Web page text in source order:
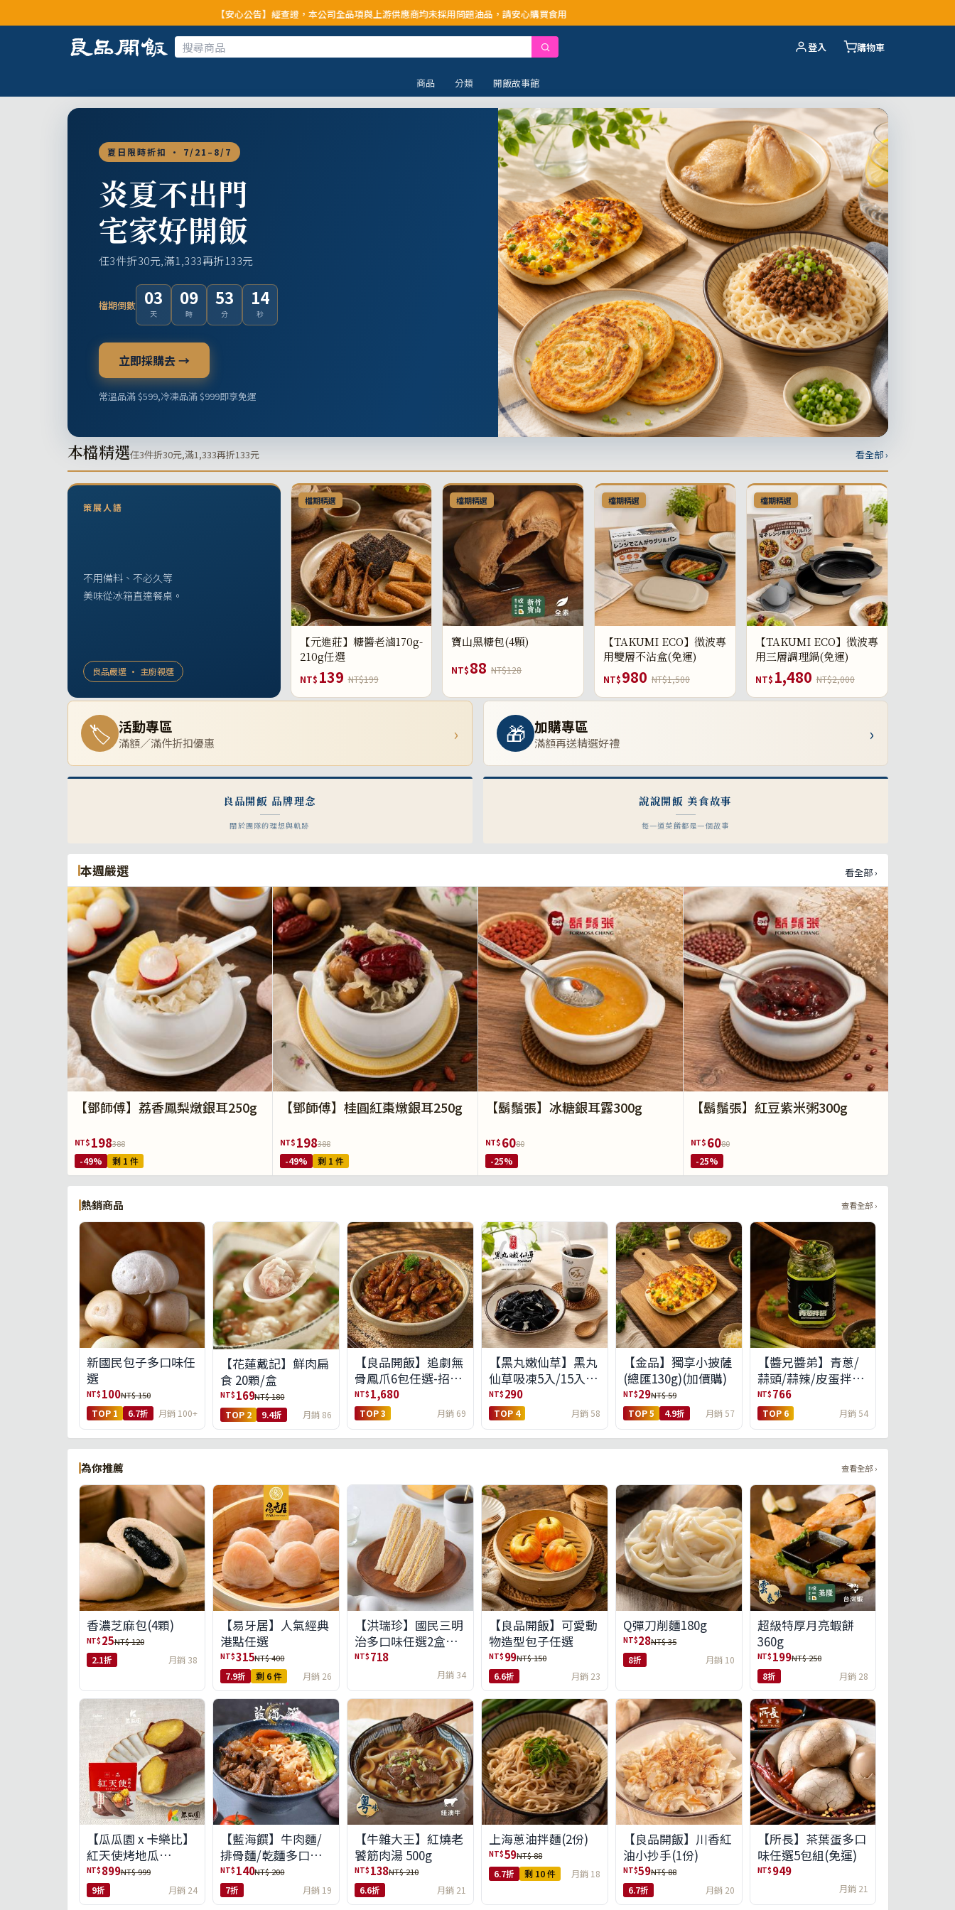
【安心公告】經查證，本公司全品項與上游供應商均未採用問題油品，請安心購買食用
登入 購物車
商品 分類 開飯故事館
夏日限時折扣 · 7/21–8/7
炎夏不出門
宅家好開飯
任3件折30元,滿1,333再折133元
檔期倒數 03
天
09
時
53
分
12
秒
立即採購去 →
常溫品滿 $599,冷凍品滿 $999即享免運
本檔精選任3件折30元,滿1,333再折133元 看全部 ›
策展人語
不用備料、不必久等
美味從冰箱直達餐桌。
良品嚴選 · 主廚親選
檔期精選
【元進莊】糖醬老滷170g-
210g任選
NT$ 139 NT$199
檔期精選
寶山黑糖包(4顆)
NT$88 NT$128
檔期精選
【TAKUMI ECO】微波專
用雙層不沾盒(免運)
NT$980 NT$1,500
檔期精選
【TAKUMI ECO】微波專
用三層調理鍋(免運)
NT$ 1,480 NT$2,000
🏷 活動專區
滿額／滿件折扣優惠 › 🎁 加購專區
滿額再送精選好禮 ›
良品開飯 品牌理念
關於團隊的理想與軌跡
說說開飯 美食故事
每一道菜餚都是一個故事
本週嚴選 看全部 ›
【鄧師傅】荔香鳳梨燉銀耳250g
NT$198388
-49% 剩 1 件
【鄧師傅】桂圓紅棗燉銀耳250g
NT$198388
-49% 剩 1 件
【鬍鬚張】冰糖銀耳露300g
NT$6080
-25%
【鬍鬚張】紅豆紫米粥300g
NT$6080
-25%
熱銷商品 查看全部 ›
新國民包子多口味任
選
NT$ 100NT$ 150
TOP 1 6.7折 月銷 100+
【花蓮戴記】鮮肉扁
食 20顆/盒
NT$ 169NT$ 180
TOP 2 9.4折 月銷 86
【良品開飯】追劇無
骨鳳爪6包任選-招牌
原味/濃濃蒜香/過癮
麻辣(免運組)
NT$ 1,680
TOP 3 月銷 69
【黑丸嫩仙草】黑丸
仙草吸凍5入/15入
(免運)(預購中8/14出
貨)
NT$ 290
TOP 4 月銷 58
【金品】獨享小披薩
(總匯130g)(加價購)
NT$29NT$ 59
TOP 5 4.9折 月銷 57
【醬兄醬弟】青蔥/
蒜頭/蒜辣/皮蛋拌醬
4件任選(免運組)
NT$ 766
TOP 6 月銷 54
為你推薦 查看全部 ›
香濃芝麻包(4顆)
NT$ 25NT$ 120
2.1折 月銷 38
【易牙居】人氣經典
港點任選
NT$315NT$ 400
7.9折 剩 6 件 月銷 26
【洪瑞珍】國民三明
治多口味任選2盒組
(6入/盒)(免運)
NT$ 718
月銷 34
【良品開飯】可愛動
物造型包子任選
NT$ 99NT$ 150
6.6折 月銷 23
Q彈刀削麵180g
NT$28NT$ 35
8折 月銷 10
超級特厚月亮蝦餅
360g
NT$ 199NT$ 250
8折 月銷 28
【瓜瓜園 x 卡樂比】
紅天使烤地瓜
350g*10包(免運組)
NT$ 899NT$ 999
9折 月銷 24
【藍海饌】牛肉麵/
排骨麵/乾麵多口味
任選
NT$ 140NT$ 200
7折 月銷 19
【牛雜大王】紅燒老
饕筋肉湯 500g
NT$ 138NT$ 210
6.6折 月銷 21
上海蔥油拌麵(2份)
NT$59NT$ 88
6.7折 剩 10 件 月銷 18
【良品開飯】川香紅
油小抄手(1份)
NT$59NT$ 88
6.7折 月銷 20
【所長】茶葉蛋多口
味任選5包組(免運)
NT$ 949
月銷 21